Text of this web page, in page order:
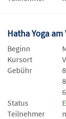
Hatha Yoga
Beginn
Kursort
Gebühr
Status
Teilnehmer